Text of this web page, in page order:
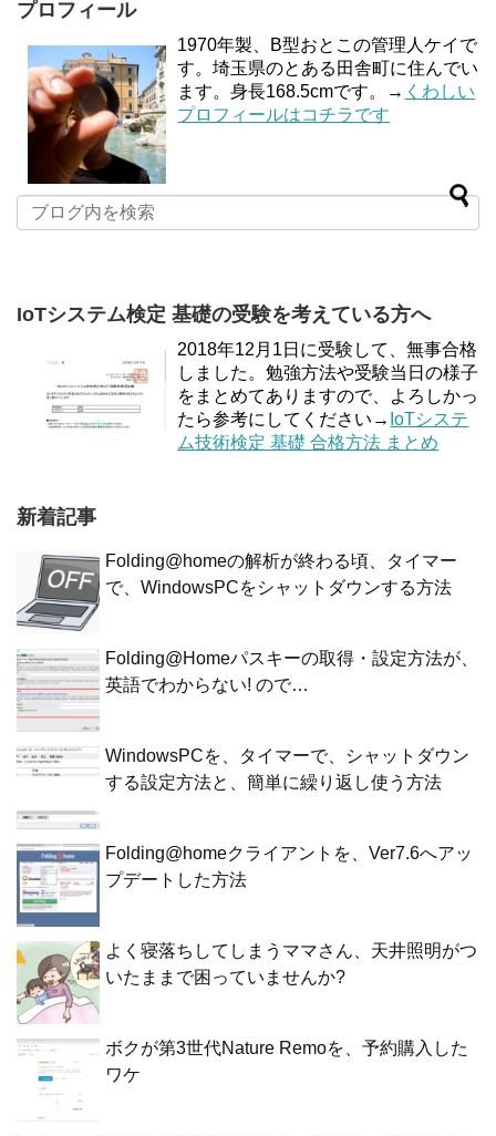
プロフィール
1970年製、B型おとこの管理人ケイで
す。埼玉県のとある田舎町に住んでい
ます。身長168.5cmです。→ くわしい
プロフィールはコチラです
IoTシステム検定 基礎の受験を考えている方へ
2018年12月1日に受験して、無事合格
しました。勉強方法や受験当日の様子
をまとめてありますので、よろしかっ
たら参考にしてください→ IoTシステ
ム技術検定 基礎 合格方法 まとめ
新着記事
Folding@homeの解析が終わる頃、タイマー
で、WindowsPCをシャットダウンする方法
Folding@Homeパスキーの取得・設定方法が、
英語でわからない! ので…
WindowsPCを、タイマーで、シャットダウン
する設定方法と、簡単に繰り返し使う方法
Folding@homeクライアントを、Ver7.6へアッ
プデートした方法
よく寝落ちしてしまうママさん、天井照明がつ
いたままで困っていませんか?
ボクが第3世代Nature Remoを、予約購入した
ワケ